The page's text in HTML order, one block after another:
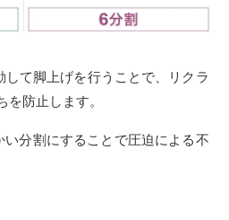
して脚上げを行うことで、リクラ
防止します。
い分割にすることで圧迫による不